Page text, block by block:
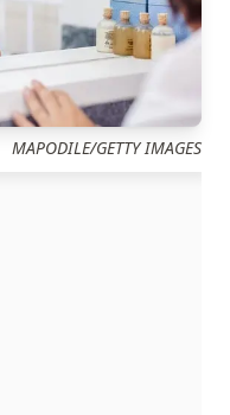
MAPODILE/GETTY IMAGES